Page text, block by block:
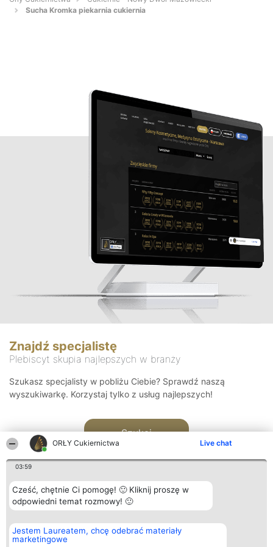
ORŁY Cukiernictwa Live chat
03:59
Cześć, chętnie Ci pomogę! 🙂 Kliknij proszę w
odpowiedni temat rozmowy! 🙂
Jestem Laureatem, chcę odebrać materiały
marketingowe
Sucha Kromka piekarnia cukiernia
Znajdź specjalistę
Plebiscyt skupia najlepszych w branży
Szukasz specjalisty w pobliżu Ciebie? Sprawdź naszą
wyszukiwarkę. Korzystaj tylko z usług najlepszych!
Szukaj
Organizator plebiscytu
Bright Side Solutions sp. z o.
o. sp. k.
Plebiscyt
Laureaci
Kontakt
Kontakt